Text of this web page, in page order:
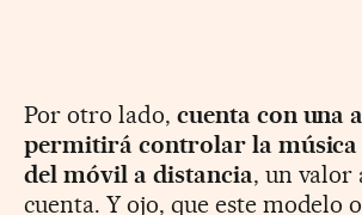
Por otro lado, cuenta con una
permitirá controlar la música
del móvil a distancia, un valor
cuenta. Y ojo, que este modelo